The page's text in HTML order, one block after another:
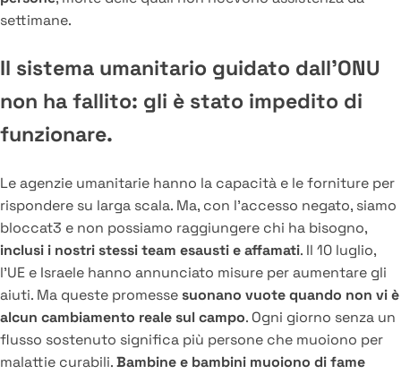
settimane.
Il sistema umanitario guidato dall’ONU
non ha fallito: gli è stato impedito di
funzionare.
Le agenzie umanitarie hanno la capacità e le forniture per
rispondere su larga scala. Ma, con l’accesso negato, siamo
bloccat3 e non possiamo raggiungere chi ha bisogno,
inclusi i nostri stessi team esausti e affamati. Il 10 luglio,
l’UE e Israele hanno annunciato misure per aumentare gli
aiuti. Ma queste promesse suonano vuote quando non vi è
alcun cambiamento reale sul campo. Ogni giorno senza un
flusso sostenuto significa più persone che muoiono per
malattie curabili.Bambine e bambini muoiono di fame